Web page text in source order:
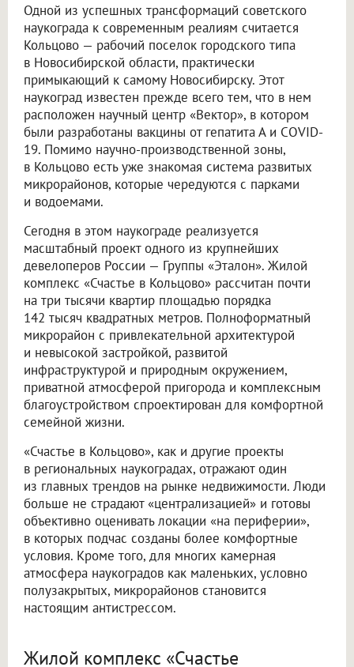
Одной из успешных трансформаций советского
наукограда к современным реалиям считается
Кольцово — рабочий поселок городского типа
в Новосибирской области, практически
примыкающий к самому Новосибирску. Этот
наукоград известен прежде всего тем, что в нем
расположен научный центр «Вектор», в котором
были разработаны вакцины от гепатита А и COVID-
19. Помимо научно-производственной зоны,
в Кольцово есть уже знакомая система развитых
микрорайонов, которые чередуются с парками
и водоемами.
Сегодня в этом наукограде реализуется
масштабный проект одного из крупнейших
девелоперов России — Группы «Эталон». Жилой
комплекс «Счастье в Кольцово» рассчитан почти
на три тысячи квартир площадью порядка
142 тысяч квадратных метров. Полноформатный
микрорайон с привлекательной архитектурой
и невысокой застройкой, развитой
инфраструктурой и природным окружением,
приватной атмосферой пригорода и комплексным
благоустройством спроектирован для комфортной
семейной жизни.
«Счастье в Кольцово», как и другие проекты
в региональных наукоградах, отражают один
из главных трендов на рынке недвижимости. Люди
больше не страдают «централизацией» и готовы
объективно оценивать локации «на периферии»,
в которых подчас созданы более комфортные
условия. Кроме того, для многих камерная
атмосфера наукоградов как маленьких, условно
полузакрытых, микрорайонов становится
настоящим антистрессом.
Жилой комплекс «Счастье